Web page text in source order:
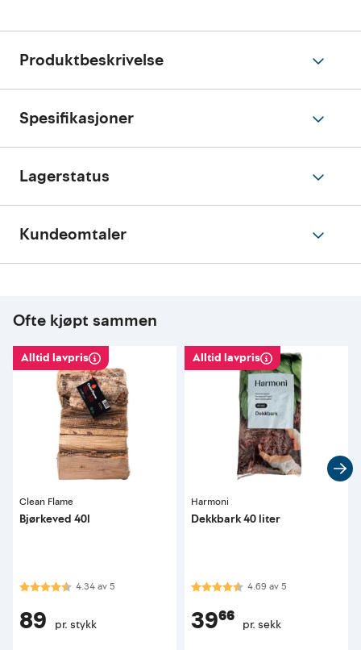
Produktbeskrivelse
Spesifikasjoner
Lagerstatus
Kundeomtaler
Ofte kjøpt sammen
Alltid lavpris
Clean Flame
Bjørkeved 40l
Karakter:4.3 av 5 mulige
4.34av5
89 pr. stykk
Alltid lavpris
Harmoni
Dekkbark 40 liter
Karakter:4.7 av 5 mulige
4.69 av5
39⁶⁶ pr. sekk